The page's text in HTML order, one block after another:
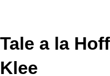
Tale a la
Klee